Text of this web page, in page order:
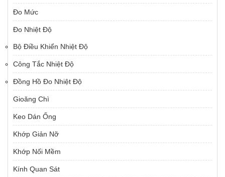
Đo Mức
Đo Nhiệt Độ
Bộ Điều Khiển Nhiệt Độ
Công Tắc Nhiệt Độ
Đồng Hồ Đo Nhiệt Độ
Gioăng Chì
Keo Dán Ống
Khớp Giản Nỡ
Khớp Nối Mềm
Kính Quan Sát